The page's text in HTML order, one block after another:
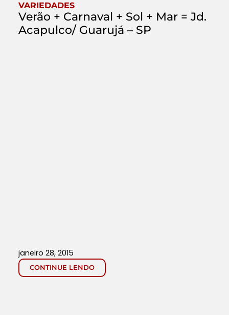
VARIEDADES
Verão + Carnaval + Sol + Mar = Jd.
Acapulco/ Guarujá – SP
CONTINUE LENDO
janeiro 28, 2015